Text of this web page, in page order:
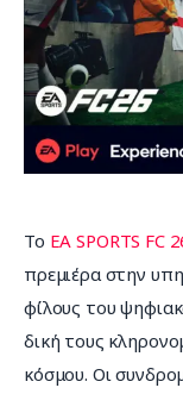
Blog
Το EA SPORTS FC
πρεμιέρα στην
φίλους του
δική τους
κόσμου. Οι